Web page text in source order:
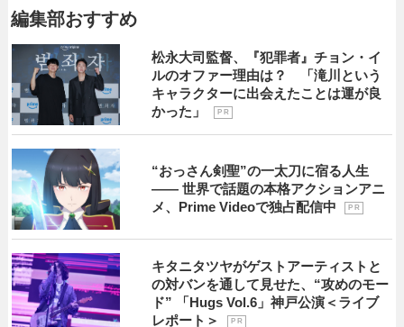
編集部おすすめ
松永大司監督、『犯罪者』チョン・イ
ルのオファー理由は？ 「滝川という
キャラクターに出会えたことは運が良
かった」
P R
“おっさん剣聖”の一太刀に宿る人生
―― 世界で話題の本格アクションアニ
メ、Prime Videoで独占配信中
P R
キタニタツヤがゲストアーティストと
の対バンを通して見せた、“攻めのモー
ド” 「Hugs Vol.6」神戸公演＜ライブ
レポート＞
P R